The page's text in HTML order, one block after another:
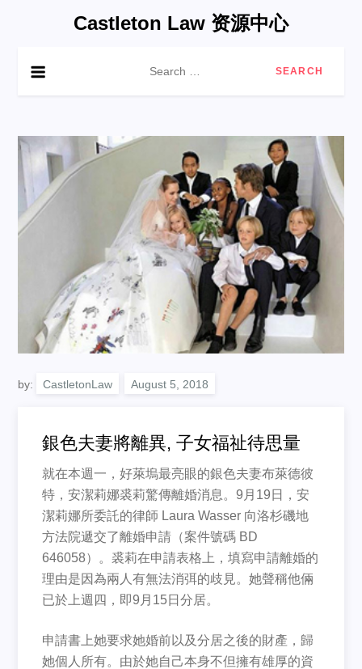
Castleton Law 资源中心
for:
by: CastletonLaw
銀色夫妻將離異, 子女福祉待思量
就在本週一，好萊塢最亮眼的銀色夫妻布萊德彼
特，安潔莉娜裘莉驚傳離婚消息。9月19日，安
潔莉娜所委託的律師 Laura Wasser 向洛杉磯地
方法院遞交了離婚申請（案件號碼 BD
646058）。裘莉在申請表格上，填寫申請離婚的
理由是因為兩人有無法消弭的歧見。她聲稱他倆
已於上週四，即9月15日分居。
申請書上她要求她婚前以及分居之後的財產，歸
她個人所有。由於她自己本身不但擁有雄厚的資